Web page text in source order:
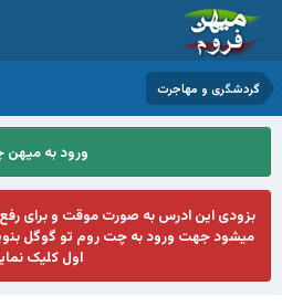
گردشگری و مهاجرت
ورود به میهن
بزودی این ادرس به صورت موقت و برای
میشود جهت ورود به چت روم تو گوگل
اول کلیک